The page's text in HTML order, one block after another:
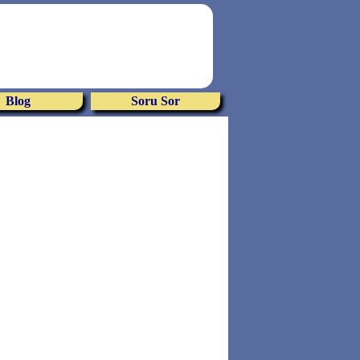
Blog Soru Sor